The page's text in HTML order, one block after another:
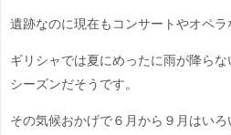
遺跡なのに現在もコンサートやオペラ
ギリシャでは夏にめったに雨が降ら
シーズンだそうです。
その気候おかげで６月から９月はい